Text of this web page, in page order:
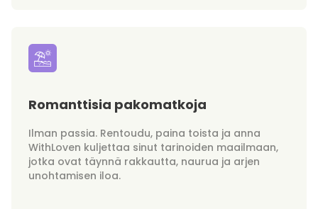
Romanttisia pakomatkoja
Ilman passia. Rentoudu, paina toista ja anna
WithLoven kuljettaa sinut tarinoiden maailmaan,
jotka ovat täynnä rakkautta, naurua ja arjen
unohtamisen iloa.